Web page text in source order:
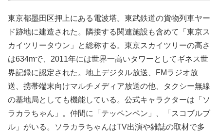
東京都墨田区押上にある電波塔。東武鉄道の貨物列車ヤー
ド跡地に建造された。隣接する関連施設も含めて「東京ス
カイツリータウン」と総称する。東京スカイツリーの高さ
は634mで、2011年には世界一高いタワーとしてギネス世
界記録に認定された。地上デジタル放送、FMラジオ放
送、携帯端末向けマルチメディア放送の他、タクシー無線
の基地局としても機能している。公式キャラクターは「ソ
ラカラちゃん」。仲間に「テッペンペン」、「スコブルブ
ル」がいる。ソラカラちゃんはTV出演や雑誌の取材で多